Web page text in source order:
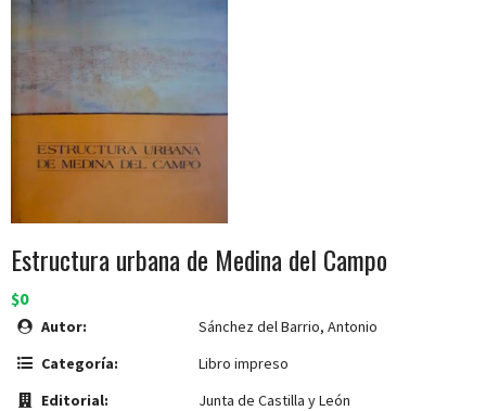
Estructura urbana de Medina del Campo
$0
Autor:
Sánchez del Barrio, Antonio
Categoría:
Libro impreso
Editorial:
Junta de Castilla y León